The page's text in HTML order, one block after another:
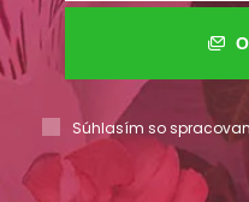
Súhlasím so